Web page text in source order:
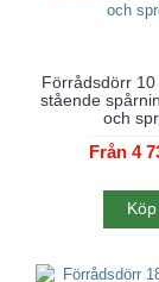
Förrådsdörr
stående
och
Från 4
Köp